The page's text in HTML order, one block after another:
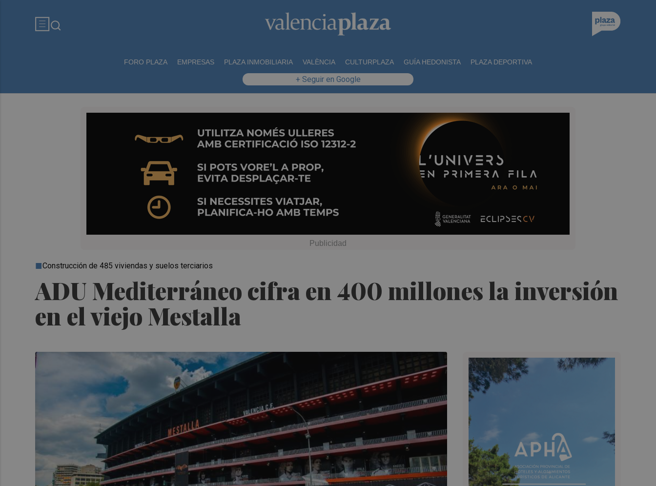
FORO PLAZA EMPRESAS PLAZA INMOBILIARIA VALÈNCIA CULTURPLAZA GUÍA HEDONISTA PLAZA DEPORTIVA
+ Seguir en Google
ADU Mediterráneo cifra en 400 millones la inversión
en el viejo Mestalla
Construcción de 485 viviendas y suelos terciarios